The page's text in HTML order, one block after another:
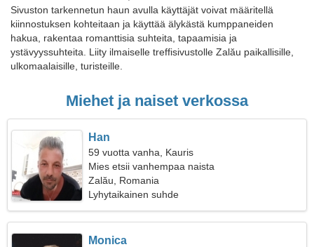
Sivuston tarkennetun haun avulla käyttäjät voivat määritellä
kiinnostuksen kohteitaan ja käyttää älykästä kumppaneiden
hakua, rakentaa romanttisia suhteita, tapaamisia ja
ystävyyssuhteita. Liity ilmaiselle treffisivustolle Zalău paikallisille,
ulkomaalaisille, turisteille.
Miehet ja naiset verkossa
Han
59 vuotta vanha, Kauris
Mies etsii vanhempaa naista
Zalău, Romania
Lyhytaikainen suhde
Monica